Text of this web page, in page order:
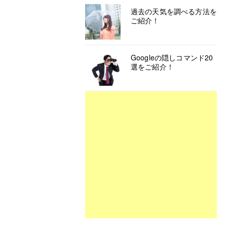
過去の天気を調べる方法を
ご紹介！
Googleの隠しコマンド20
選をご紹介！